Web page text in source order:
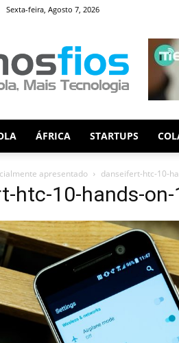
Sexta-feira, Agosto 7, 2026
Fios
ÁFRICA STARTUPS
apresentado danseifert-htc-10-
htc-10-hands-on-